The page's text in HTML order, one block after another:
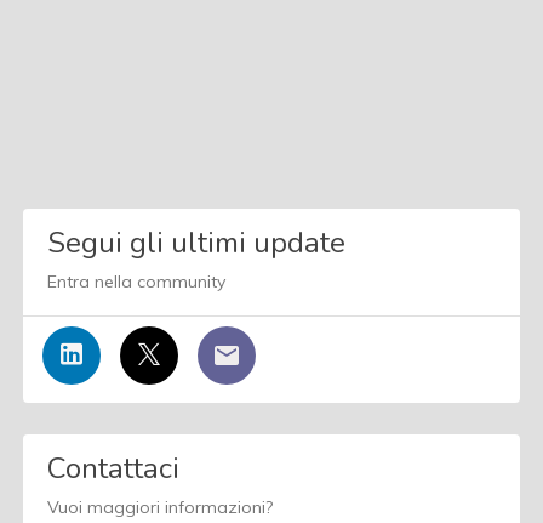
Segui gli ultimi update
Entra nella community
Contattaci
Vuoi maggiori informazioni?